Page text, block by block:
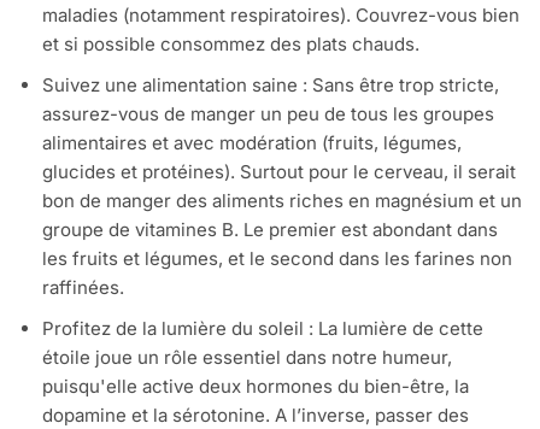
maladies (notamment respiratoires). Couvrez-vous bien
et si possible consommez des plats chauds.
Suivez une alimentation saine : Sans être trop stricte,
assurez-vous de manger un peu de tous les groupes
alimentaires et avec modération (fruits, légumes,
glucides et protéines). Surtout pour le cerveau, il serait
bon de manger des aliments riches en magnésium et un
groupe de vitamines B. Le premier est abondant dans
les fruits et légumes, et le second dans les farines non
raffinées.
Profitez de la lumière du soleil : La lumière de cette
étoile joue un rôle essentiel dans notre humeur,
puisqu'elle active deux hormones du bien-être, la
dopamine et la sérotonine. A l’inverse, passer des